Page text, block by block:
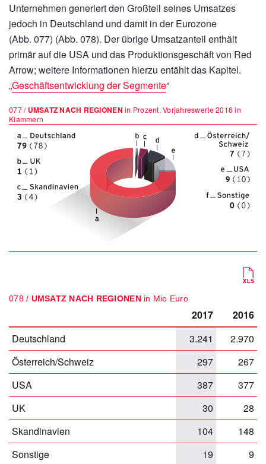
Unternehmen generiert den Großteil seines Umsatzes
jedoch in Deutschland und damit in der Eurozone
(Abb. 077) (Abb. 078). Der übrige Umsatzanteil enthält
primär auf die USA und das Produktionsgeschäft von Red
Arrow; weitere Informationen hierzu entählt das Kapitel.
„Geschäftsentwicklung der Segmente“
077 / UMSATZ NACH REGIONEN in Prozent, Vorjahreswerte 2016 in
Klammern
078 / UMSATZ NACH REGIONEN in Mio Euro
2017
2016
Deutschland
3.241
2.970
Österreich/Schweiz
297
267
USA
387
377
UK
30
28
Skandinavien
104
148
Sonstige
19 9